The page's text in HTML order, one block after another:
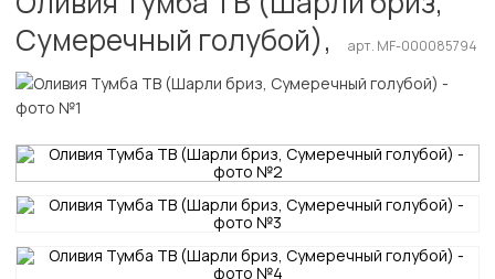
Сумеречный голубой),
арт. MF-000085794